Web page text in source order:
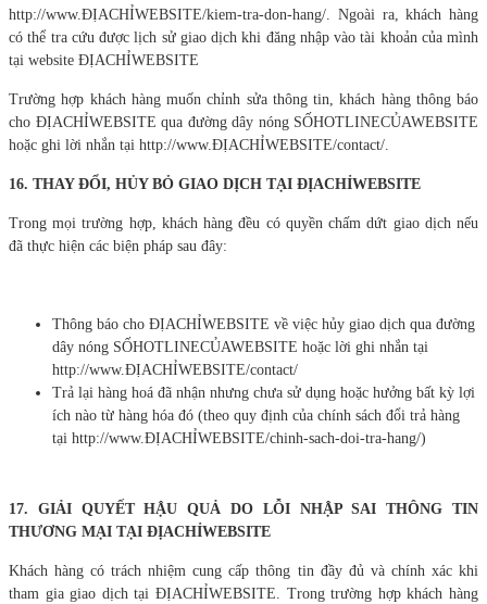
http://www.ĐỊACHỈWEBSITE/kiem-tra-don-hang/. Ngoài ra, khách hàng
có thể tra cứu được lịch sử giao dịch khi đăng nhập vào tài khoản của mình
tại website ĐỊACHỈWEBSITE
Trường hợp khách hàng muốn chỉnh sửa thông tin, khách hàng thông báo
cho ĐỊACHỈWEBSITE qua đường dây nóng SỐHOTLINECỦAWEBSITE
hoặc ghi lời nhắn tại http://www.ĐỊACHỈWEBSITE/contact/.
16. THAY ĐỔI, HỦY BỎ GIAO DỊCH TẠI ĐỊACHỈWEBSITE
Trong mọi trường hợp, khách hàng đều có quyền chấm dứt giao dịch nếu
đã thực hiện các biện pháp sau đây:
Thông báo cho ĐỊACHỈWEBSITE về việc hủy giao dịch qua đường
dây nóng SỐHOTLINECỦAWEBSITE hoặc lời ghi nhắn tại
http://www.ĐỊACHỈWEBSITE/contact/
Trả lại hàng hoá đã nhận nhưng chưa sử dụng hoặc hưởng bất kỳ lợi
ích nào từ hàng hóa đó (theo quy định của chính sách đổi trả hàng
tại http://www.ĐỊACHỈWEBSITE/chinh-sach-doi-tra-hang/)
17. GIẢI QUYẾT HẬU QUẢ DO LỖI NHẬP SAI THÔNG TIN
THƯƠNG MẠI TẠI ĐỊACHỈWEBSITE
Khách hàng có trách nhiệm cung cấp thông tin đầy đủ và chính xác khi
tham gia giao dịch tại ĐỊACHỈWEBSITE. Trong trường hợp khách hàng